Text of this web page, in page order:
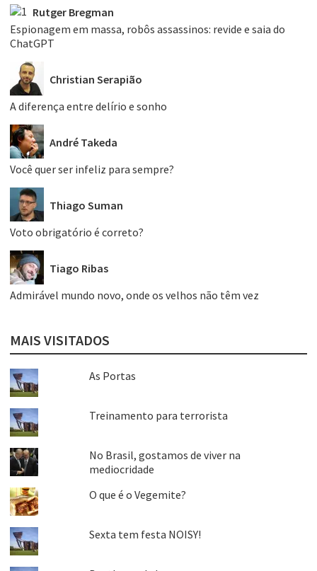
Rutger Bregman
Espionagem em massa, robôs assassinos: revide e saia do
ChatGPT
Christian Serapião
A diferença entre delírio e sonho
André Takeda
Você quer ser infeliz para sempre?
Thiago Suman
Voto obrigatório é correto?
Tiago Ribas
Admirável mundo novo, onde os velhos não têm vez
MAIS VISITADOS
As Portas
Treinamento para terrorista
No Brasil, gostamos de viver na
mediocridade
O que é o Vegemite?
Sexta tem festa NOISY!